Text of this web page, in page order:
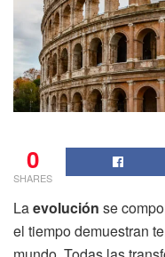
0
SHARES
Laevolución se
el tiempo demuestran